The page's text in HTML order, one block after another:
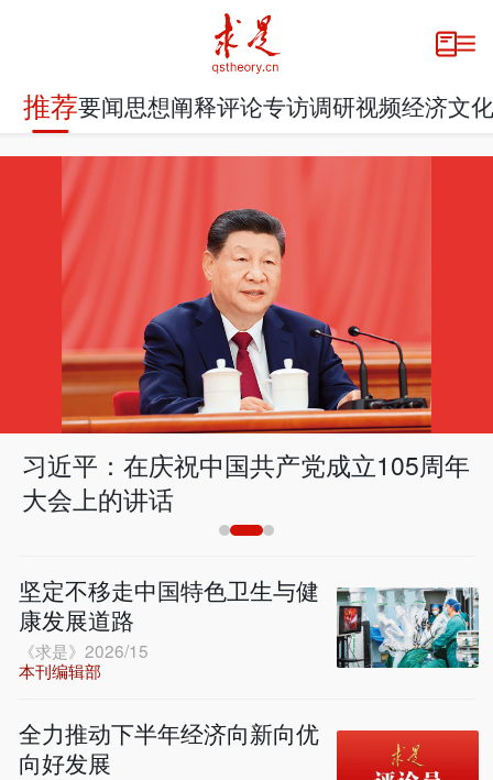
推荐要闻思想阐释评论专访调研视频经济文化
习近平：在庆祝中国共产党成立105周年
大会上的讲话
坚定不移走中国特色卫生与健
康发展道路
《求是》2026/15
本刊编辑部
全力推动下半年经济向新向优
向好发展